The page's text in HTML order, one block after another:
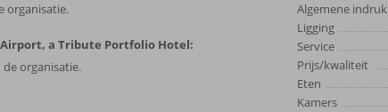
organisatie.
a Tribute Portfolio Hotel:
organisatie.
Algemene indruk
Ligging
Service
Prijs/kwaliteit
Eten
Kamers